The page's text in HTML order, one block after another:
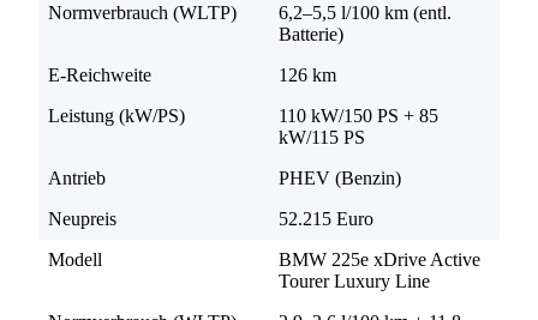
Normverbrauch (WLTP)
6,2–5,5 l/100 km (entl.
Batterie)
E-Reichweite
126 km
Leistung (kW/PS)
110 kW/150 PS + 85
kW/115 PS
Antrieb
PHEV (Benzin)
Neupreis
52.215 Euro
Modell
BMW 225e xDrive Active
Tourer Luxury Line